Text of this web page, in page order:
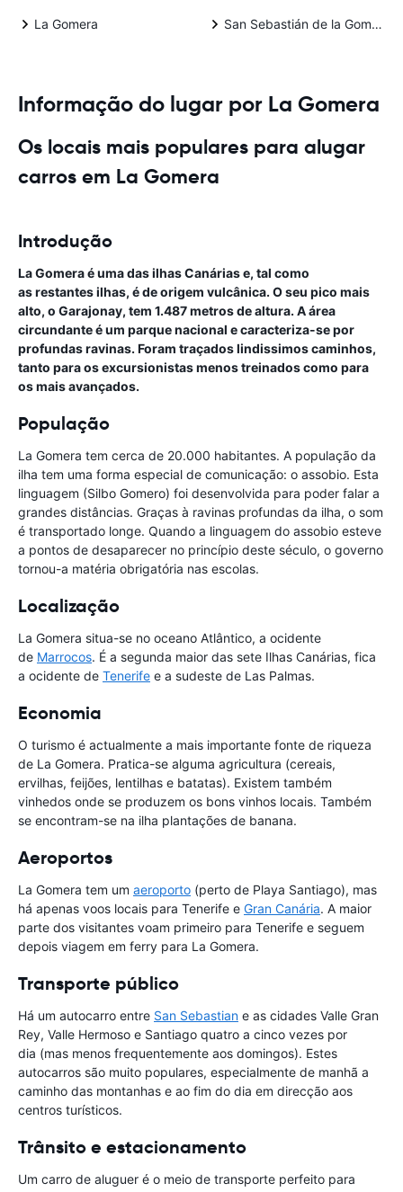
La Gomera San Sebastián de la Gomera
Informação do lugar por La Gomera
Os locais mais populares para alugar
carros em La Gomera
Introdução
La Gomera é uma das ilhas Canárias e, tal como
as restantes ilhas, é de origem vulcânica. O seu pico mais
alto, o Garajonay, tem 1.487 metros de altura. A área
circundante é um parque nacional e caracteriza-se por
profundas ravinas. Foram traçados lindissimos caminhos,
tanto para os excursionistas menos treinados como para
os mais avançados.
População
La Gomera tem cerca de 20.000 habitantes. A população da
ilha tem uma forma especial de comunicação: o assobio. Esta
linguagem (Silbo Gomero) foi desenvolvida para poder falar a
grandes distâncias. Graças à ravinas profundas da ilha, o som
é transportado longe. Quando a linguagem do assobio esteve
a pontos de desaparecer no princípio deste século, o governo
tornou-a matéria obrigatória nas escolas.
Localização
La Gomera situa-se no oceano Atlântico, a ocidente
de Marrocos. É a segunda maior das sete Ilhas Canárias, fica
a ocidente de Tenerife e a sudeste de Las Palmas.
Economia
O turismo é actualmente a mais importante fonte de riqueza
de La Gomera. Pratica-se alguma agricultura (cereais,
ervilhas, feijões, lentilhas e batatas). Existem também
vinhedos onde se produzem os bons vinhos locais. Também
se encontram-se na ilha plantações de banana.
Aeroportos
La Gomera tem um aeroporto (perto de Playa Santiago), mas
há apenas voos locais para Tenerife e Gran Canária. A maior
parte dos visitantes voam primeiro para Tenerife e seguem
depois viagem em ferry para La Gomera.
Transporte público
Há um autocarro entre San Sebastian e as cidades Valle Gran
Rey, Valle Hermoso e Santiago quatro a cinco vezes por
dia (mas menos frequentemente aos domingos). Estes
autocarros são muito populares, especialmente de manhã a
caminho das montanhas e ao fim do dia em direcção aos
centros turísticos.
Trânsito e estacionamento
Um carro de aluguer é o meio de transporte perfeito para